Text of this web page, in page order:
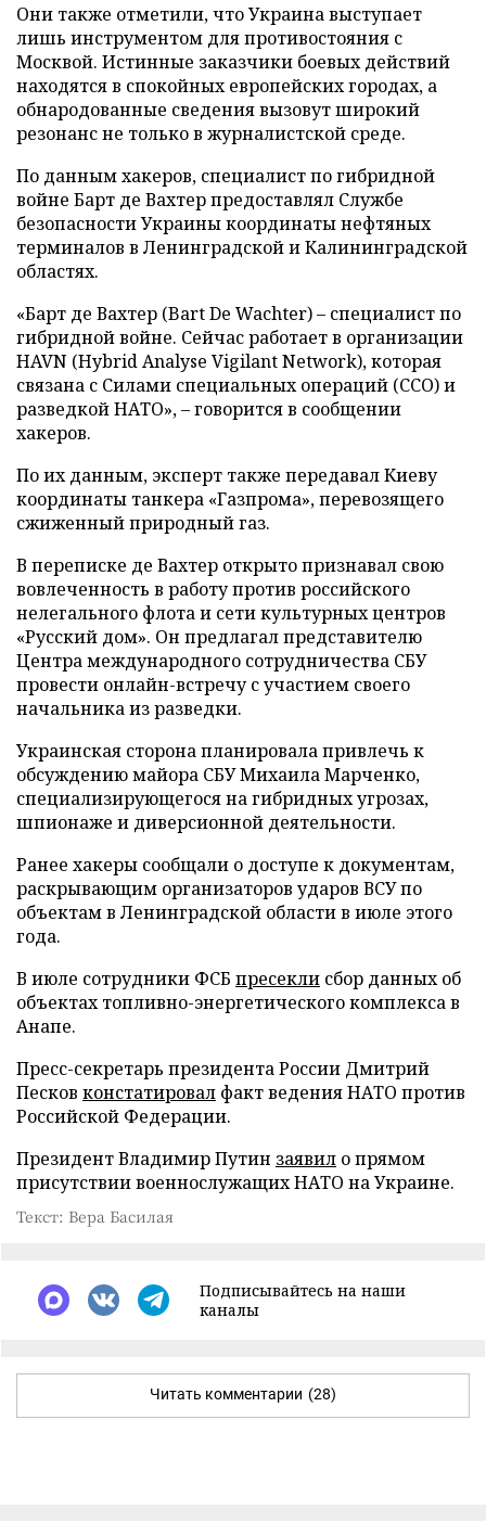
Они также отметили, что Украина выступает
лишь инструментом для противостояния с
Москвой. Истинные заказчики боевых действий
находятся в спокойных европейских городах, а
обнародованные сведения вызовут широкий
резонанс не только в журналистской среде.
По данным хакеров, специалист по гибридной
войне Барт де Вахтер предоставлял Службе
безопасности Украины координаты нефтяных
терминалов в Ленинградской и Калининградской
областях.
«Барт де Вахтер (Bart De Wachter) – специалист по
гибридной войне. Сейчас работает в организации
HAVN (Hybrid Analyse Vigilant Network), которая
связана с Силами специальных операций (ССО) и
разведкой НАТО», – говорится в сообщении
хакеров.
По их данным, эксперт также передавал Киеву
координаты танкера «Газпрома», перевозящего
сжиженный природный газ.
В переписке де Вахтер открыто признавал свою
вовлеченность в работу против российского
нелегального флота и сети культурных центров
«Русский дом». Он предлагал представителю
Центра международного сотрудничества СБУ
провести онлайн-встречу с участием своего
начальника из разведки.
Украинская сторона планировала привлечь к
обсуждению майора СБУ Михаила Марченко,
специализирующегося на гибридных угрозах,
шпионаже и диверсионной деятельности.
Ранее хакеры сообщали о доступе к документам,
раскрывающим организаторов ударов ВСУ по
объектам в Ленинградской области в июле этого
года.
В июле сотрудники ФСБ пресекли сбор данных об
объектах топливно-энергетического комплекса в
Анапе.
Пресс-секретарь президента России Дмитрий
Песков констатировал факт ведения НАТО против
Российской Федерации.
Президент Владимир Путин заявил о прямом
присутствии военнослужащих НАТО на Украине.
Текст: Вера Басилая
Подписывайтесь на наши
каналы
Читать комментарии (28)